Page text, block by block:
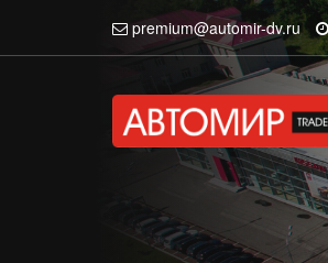
premium@automir-dv.ru